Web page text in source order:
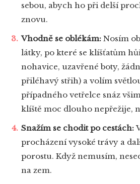
sebou, abych ho při delší
znovu.
Vhodně se oblékám: Nosím
látky, po které se klíšťatům
nohavice, uzavřené boty,
přiléhavý střih) a volím
případného vetřelce snáz
klíště moc dlouho nepřežije,
Snažím se chodit po cestách:
procházení vysoké trávy a
porostu. Když nemusím,
na zem.